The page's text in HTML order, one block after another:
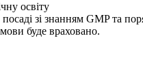
освіту
посаді зі знанням GMP та
мови буде враховано.